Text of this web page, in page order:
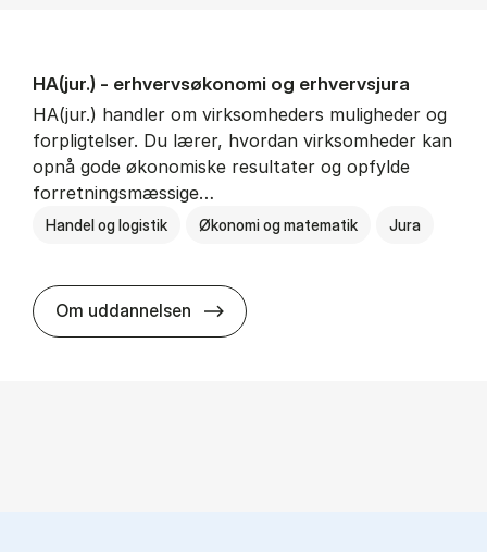
HA(jur.) - erhvervs­økonomi og erhvervs­jura
HA(jur.) handler om virksomheders muligheder og
forpligtelser. Du lærer, hvordan virksomheder kan
opnå gode økonomiske resultater og opfylde
forretningsmæssige…
Handel og logistik Økonomi og matematik Jura
Om uddannelsen HA(jur.) - erhvervs­økonomi og